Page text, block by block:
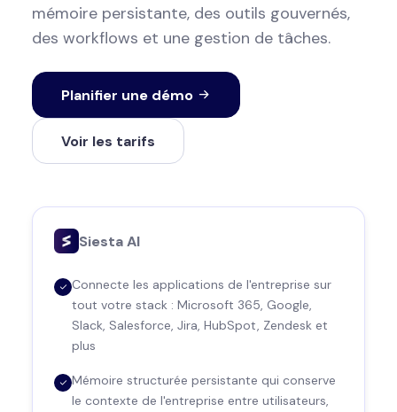
mémoire persistante, des outils gouvernés,
des workflows et une gestion de tâches.
Planifier une démo
Voir les tarifs
Siesta AI
Connecte les applications de l'entreprise sur
tout votre stack : Microsoft 365, Google,
Slack, Salesforce, Jira, HubSpot, Zendesk et
plus
Mémoire structurée persistante qui conserve
le contexte de l'entreprise entre utilisateurs,